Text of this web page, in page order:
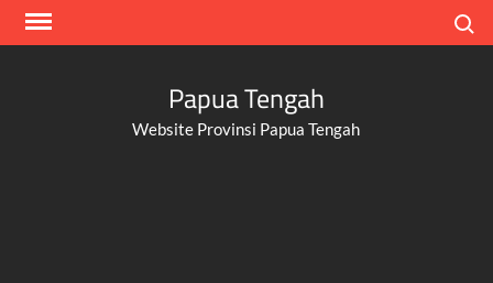
Skip
Papua Tengah
Website Provinsi Papua Tengah